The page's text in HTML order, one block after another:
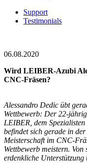
Support
Testimonials
06.08.2020
Wird LEIBER-Azubi
CNC-Fräsen?
Alessandro Dedic übt
Wettbewerb: Der 22-
LEIBER, dem
befindet sich gerade in
Meisterschaft im CNC-
Wettbewerb meistern.
erdenkliche